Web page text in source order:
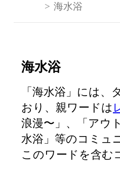
海水浴
海水浴
「海水浴」には
おり、親ワードは
浪漫〜」、「アウ
水浴」等のコミュ
このワードを含む